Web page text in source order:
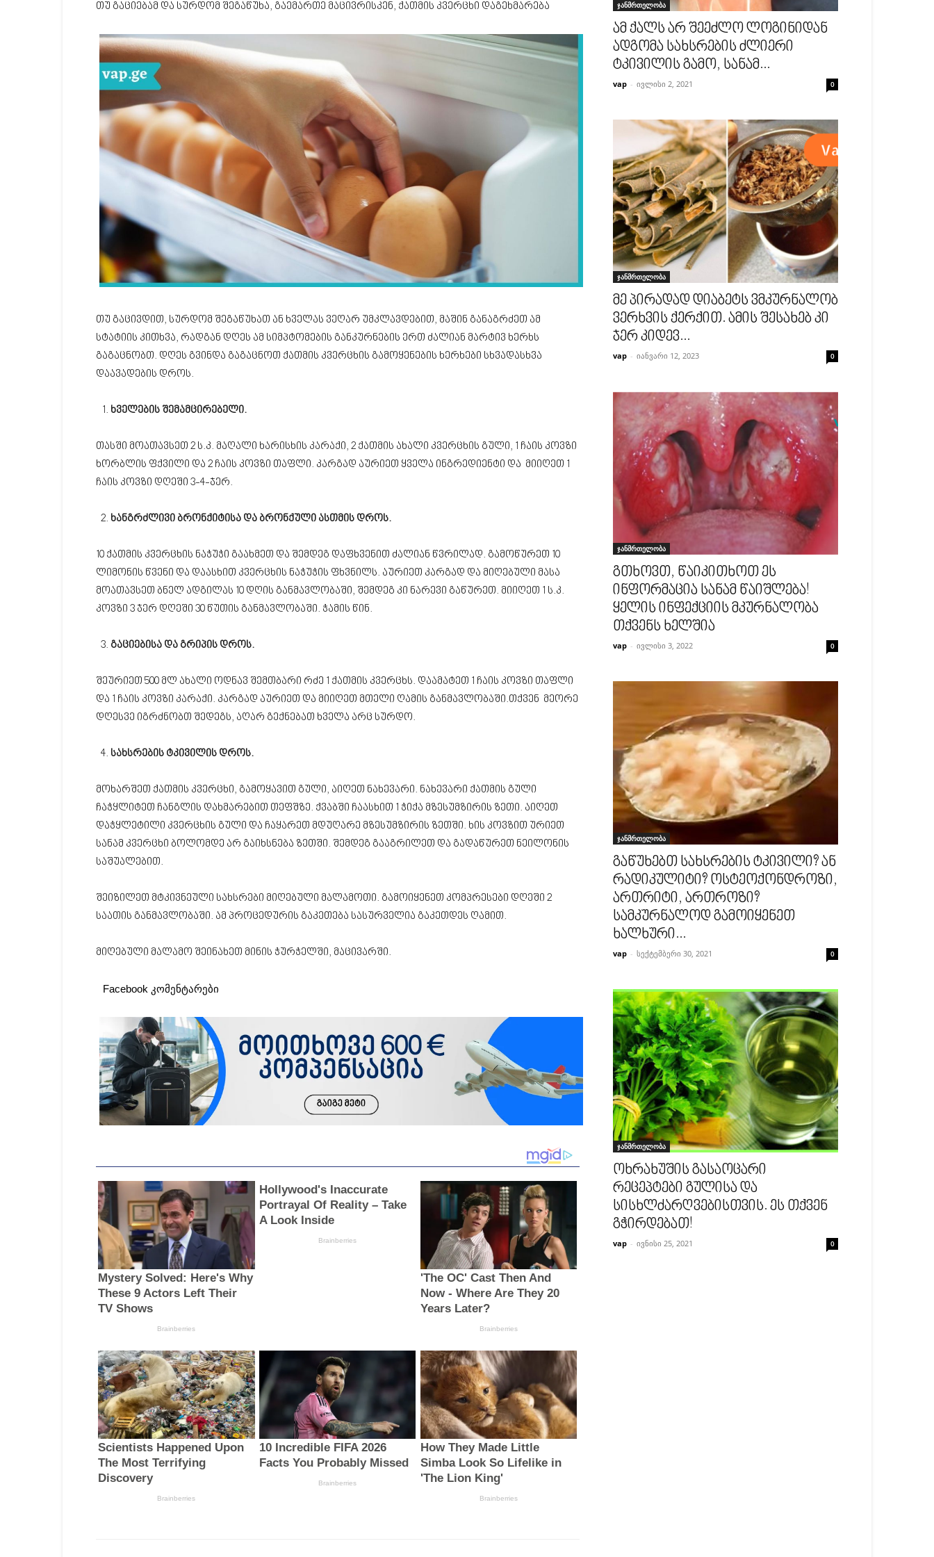
თუ გაციებამ და სურდომ შეგაწუხა, გაემართე მაცივრისკენ, ქათმის კვერცხი დაგეხმარება
თუ გაცივდით, სურდომ შეგაწუხათ ან ხველას ვეღარ უმკლავდებით, მაშინ განაგრძეთ ამ
სტატიის კითხვა, რადგან დღეს ამ სიმპტომების განკურნების ერთ ძალიან მარტივ ხერხს
გაგაცნობთ. დღეს გვინდა გაგაცნოთ ქათმის კვერცხის გამოყენების ხერხები სხვადასხვა
დაავადების დროს.
ხველების შემამცირებელი.
თასში მოათავსეთ 2 ს.კ. მაღალი ხარისხის კარაქი, 2 ქათმის ახალი კვერცხის გული, 1 ჩაის კოვზი
ხორბლის ფქვილი და 2 ჩაის კოვზი თაფლი. კარგად აურიეთ ყველა ინგრედიენტი და მიიღეთ 1
ჩაის კოვზი დღეში 3-4-ჯერ.
ხანგრძლივი ბრონქიტისა და ბრონქული ასთმის დროს.
10 ქათმის კვერცხის ნაჭუჭი გაახმეთ და შემდეგ დაფხვენით ძალიან წვრილად. გამოწურეთ 10
ლიმონის წვენი და დაასხით კვერცხის ნაჭუჭის ფხვნილს. აურიეთ კარგად და მიღებული მასა
მოათავსეთ ბნელ ადგილას 10 დღის განმავლობაში, შემდეგ კი ნარევი გაწურეთ. მიიღეთ 1 ს.კ.
კოვზი 3 ჯერ დღეში 30 წუთის განმავლობაში. ჭამის წინ.
გაციებისა და გრიპის დროს.
შეურიეთ 500 მლ ახალი ოდნავ შემთბარი რძე 1 ქათმის კვერცხს. დაამატეთ 1 ჩაის კოვზი თაფლი
და 1 ჩაის კოვზი კარაქი. კარგად აურიეთ და მიიღეთ მთელი ღამის განმავლობაში.თქვენ მეორე
დღესვე იგრძნობთ შედეგს, აღარ გექნებათ ხველა არც სურდო.
სახსრების ტკივილის დროს.
მოხარშეთ ქათმის კვერცხი, გამოყავით გული, აიღეთ ნახევარი. ნახევარი ქათმის გული
ჩაჭყლიტეთ ჩანგლის დახმარებით თეფშზე. ქვაბში ჩაასხით 1 ჭიქა მზესუმზირის ზეთი. აიღეთ
დაჭყლეტილი კვერცხის გული და ჩაყარეთ მდუღარე მზესუმზირის ზეთში. ხის კოვზით ურიეთ
სანამ კვერცხი ბოლომდე არ გაიხსნება ზეთში. შემდეგ გააგრილეთ და გადაწურეთ ნეილონის
საშუალებით.
შეიზილეთ მტკივნეული სახსრები მიღებული მალამოთი. გამოიყენეთ კომპრესები დღეში 2
საათის განმავლობაში. ამ პროცედურის გაკეთება სასურველია გაკეთდეს ღამით.
მიღებული მალამო შეინახეთ მინის ჭურჭელში, მაცივარში.
Facebook კომენტარები
ჯანმრთელობა
ამ ქალს არ შეეძლო ლოგინიდან
ადგომა სახსრების ძლიერი
ტკივილის გამო, სანამ...
vap - ივლისი 2, 2021 0
ჯანმრთელობა
მე პირადად დიაბეტს ვმკურნალობ
ვერხვის ქერქით. ამის შესახებ კი
ჯერ კიდევ...
vap - იანვარი 12, 2023 0
ჯანმრთელობა
გთხოვთ, წაიკითხოთ ეს
ინფორმაცია სანამ წაიშლება!
ყელის ინფექციის მკურნალობა
თქვენს ხელშია
vap - ივლისი 3, 2022 0
ჯანმრთელობა
გაწუხებთ სახსრების ტკივილი? ან
რადიკულიტი? ოსტეოქონდროზი,
ართრიტი, ართროზი?
სამკურნალოდ გამოიყენეთ
ხალხური...
vap - სექტემბერი 30, 2021 0
ჯანმრთელობა
ოხრახუშის გასაოცარი
რეცეპტები გულისა და
სისხლძარღვებისთვის. ეს თქვენ
გჭირდებათ!
vap - ივნისი 25, 2021 0